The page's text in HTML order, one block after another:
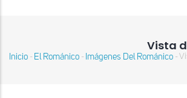
Vista
Sobrescribir
Inicio - El Románico - Imágenes Del Románico -